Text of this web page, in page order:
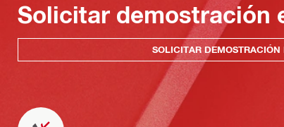
Solicitar demostración
SOLICITAR DEMOSTRACIÓN